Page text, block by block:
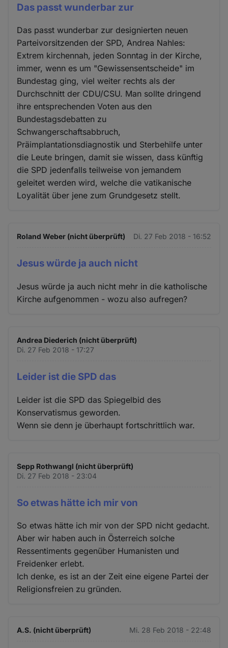
Das passt wunderbar zur
Das passt wunderbar zur designierten neuen
Parteivorsitzenden der SPD, Andrea Nahles:
Extrem kirchennah, jeden Sonntag in der Kirche,
immer, wenn es um "Gewissensentscheide" im
Bundestag ging, viel weiter rechts als der
Durchschnitt der CDU/CSU. Man sollte dringend
ihre entsprechenden Voten aus den
Bundestagsdebatten zu
Schwangerschaftsabbruch,
Präimplantationsdiagnostik und Sterbehilfe unter
die Leute bringen, damit sie wissen, dass künftig
die SPD jedenfalls teilweise von jemandem
geleitet werden wird, welche die vatikanische
Loyalität über jene zum Grundgesetz stellt.
Roland Weber (nicht überprüft) Di. 27 Feb 2018 - 16:52
Jesus würde ja auch nicht
Jesus würde ja auch nicht mehr in die katholische
Kirche aufgenommen - wozu also aufregen?
Andrea Diederich (nicht überprüft)
Di. 27 Feb 2018 - 17:27
Leider ist die SPD das
Leider ist die SPD das Spiegelbid des
Konservatismus geworden.
Wenn sie denn je überhaupt fortschrittlich war.
Sepp Rothwangl (nicht überprüft)
Di. 27 Feb 2018 - 23:04
So etwas hätte ich mir von
So etwas hätte ich mir von der SPD nicht gedacht.
Aber wir haben auch in Österreich solche
Ressentiments gegenüber Humanisten und
Freidenker erlebt.
Ich denke, es ist an der Zeit eine eigene Partei der
Religionsfreien zu gründen.
A.S. (nicht überprüft) Mi. 28 Feb 2018 - 22:48